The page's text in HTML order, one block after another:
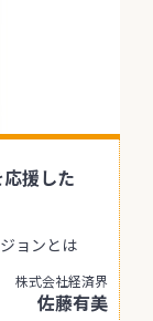
援した
ョンとは
株式会社経済界
佐藤有美